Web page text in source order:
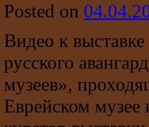
Posted on
Видео к
русского
музеев»,
Еврейском музее